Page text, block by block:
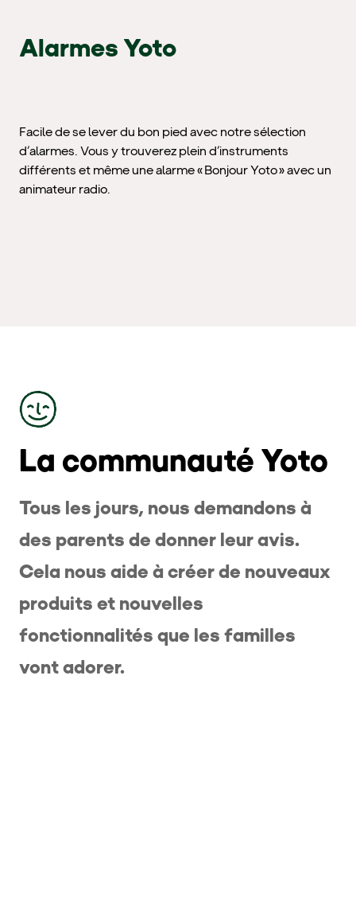
Alarmes Yoto
Facile de se lever du bon pied avec notre sélection
d’alarmes. Vous y trouverez plein d’instruments
différents et même une alarme « Bonjour Yoto » avec un
animateur radio.
La communauté Yoto
Tous les jours, nous demandons à
des parents de donner leur avis.
Cela nous aide à créer de nouveaux
produits et nouvelles
fonctionnalités que les familles
vont adorer.